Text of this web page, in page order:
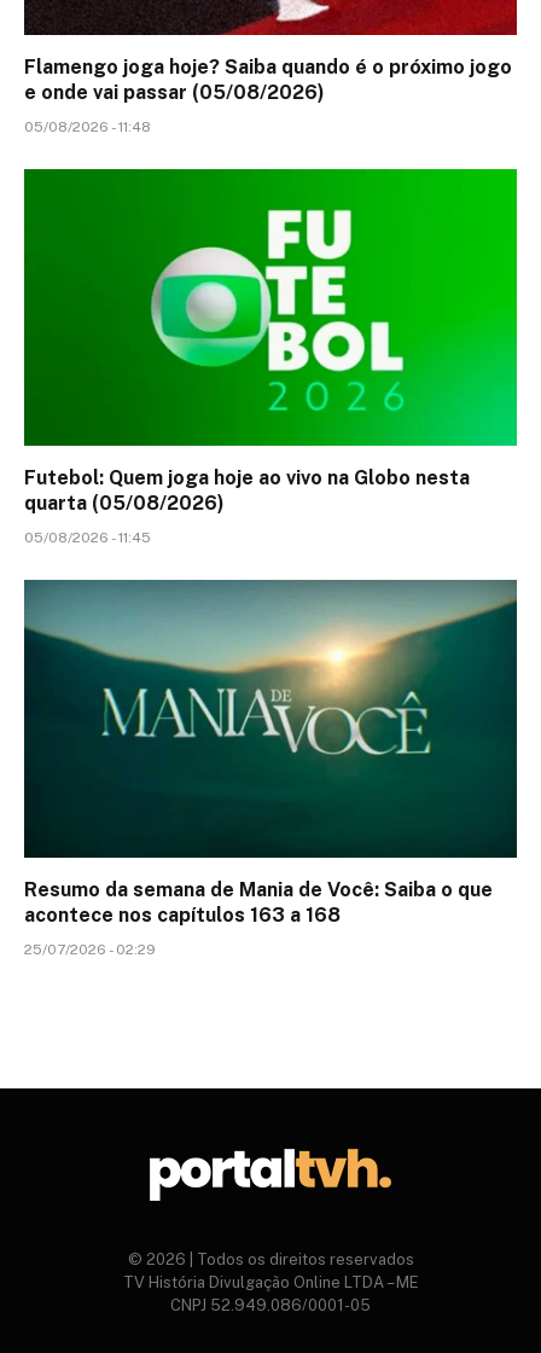
Flamengo joga hoje? Saiba quando é o próximo jogo
e onde vai passar (05/08/2026)
05/08/2026 - 11:48
Futebol: Quem joga hoje ao vivo na Globo nesta
quarta (05/08/2026)
05/08/2026 - 11:45
Resumo da semana de Mania de Você: Saiba o que
acontece nos capítulos 163 a 168
25/07/2026 - 02:29
© 2026 | Todos os direitos reservados
TV História Divulgação Online LTDA – ME
CNPJ 52.949.086/0001-05